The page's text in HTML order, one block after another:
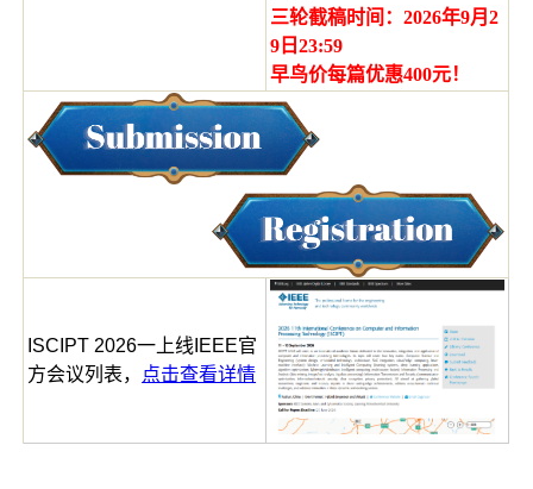
三轮截稿时间：2026年9月2
9日23:59
早鸟价每篇优惠400元！
ISCIPT 2026一上线IEEE官
方会议列表，
点击查看详情